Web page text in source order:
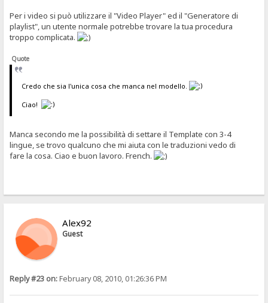
Per i video si può utilizzare il "Video Player" ed il "Generatore di
playlist", un utente normale potrebbe trovare la tua procedura
troppo complicata.
Quote
Credo che sia l'unica cosa che manca nel modello.
Ciao!
Manca secondo me la possibilità di settare il Template con 3-4
lingue, se trovo qualcuno che mi aiuta con le traduzioni vedo di
fare la cosa. Ciao e buon lavoro. French.
Alex92
Guest
Reply #23 on:February 08, 2010, 01:26:36 PM